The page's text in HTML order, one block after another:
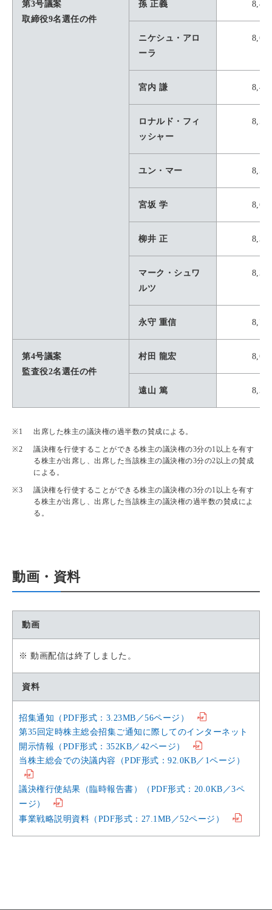
第3号議案
取締役9名選任の件
孫 正義
ニケシュ・アロ
ーラ
宮内 謙
ロナルド・フィ
ッシャー
ユン・マー
宮坂 学
柳井 正
マーク・シュワ
ルツ
永守 重信
第4号議案
監査役2名選任の件
村田 龍宏
遠山 篤
出席した株主の議決権の過半数の賛成による。
議決権を行使することができる株主の議決権の3分の1以上を有す
る株主が出席し、出席した当該株主の議決権の3分の2以上の賛成
による。
議決権を行使することができる株主の議決権の3分の1以上を有す
る株主が出席し、出席した当該株主の議決権の過半数の賛成によ
る。
動画・資料
動画
※ 動画配信は終了しました。
資料
招集通知（PDF形式：3.23MB／56ページ）
第35回定時株主総会招集ご通知に際してのインターネット
開示情報（PDF形式：352KB／42ページ）
当株主総会での決議内容（PDF形式：92.0KB／1ページ）
議決権行使結果（臨時報告書）（PDF形式：20.0KB／3ペ
ージ）
事業戦略説明資料（PDF形式：27.1MB／52ページ）